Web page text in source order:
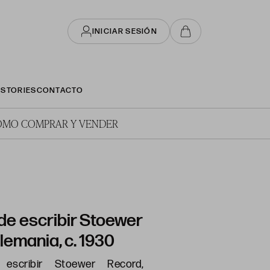
INICIAR SESIÓN
STORIESCONTACTO
COMPRAR Y VENDER
escribir Stoewer
c. 1930
Stoewer Record,